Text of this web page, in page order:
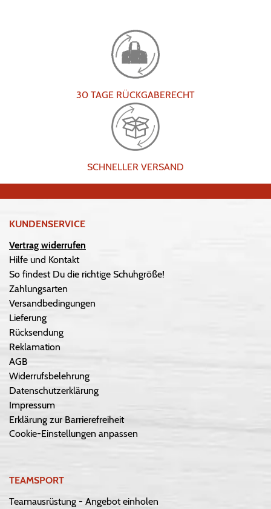
30 TAGE RÜCKGABERECHT
SCHNELLER VERSAND
KUNDENSERVICE
Vertrag widerrufen
Hilfe und Kontakt
So findest Du die richtige Schuhgröße!
Zahlungsarten
Versandbedingungen
Lieferung
Rücksendung
Reklamation
AGB
Widerrufsbelehrung
Datenschutzerklärung
Impressum
Erklärung zur Barrierefreiheit
Cookie-Einstellungen anpassen
TEAMSPORT
Teamausrüstung - Angebot einholen